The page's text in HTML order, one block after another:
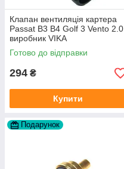
Клапан вентиляція картера
Passat B3 B4 Golf 3 Vento 2.0
виробник VIKA
Готово до відправки
294 ₴
Купити
Подарунок